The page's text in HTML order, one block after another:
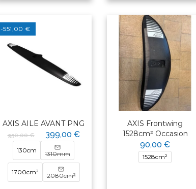
-551,00 €
AXIS AILE AVANT PNG
950,00 € 399,00 €
130cm 1310mm
1700cm² 2080cm²
AXIS Frontwing
1528cm² Occasion
90,00 €
1528cm²